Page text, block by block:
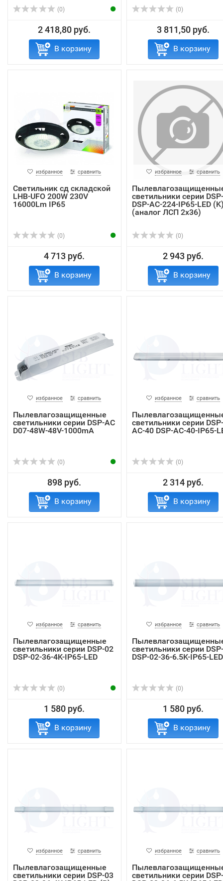
(0)
2 418,80 руб.
В корзину
(0)
3 811,50 руб.
В корзину
избранное сравнить
Светильник сд складской
LHB-UFO 200W 230V
16000Lm IP65
(0)
4 713 руб.
В корзину
избранное сравнить
светильники серии
DSP-AC-224-IP65-LED
(аналог ЛСП 2х36)
(0)
2 943 руб.
В корзину
избранное сравнить
Пылевлагозащищенные
светильники серии DSP-AC
D07-48W-48V-1000mA
(0)
898 руб.
В корзину
избранное сравнить
светильники серии DSP-
AC-40 DSP-AC-40-IP65-
(0)
2 314 руб.
В корзину
избранное сравнить
Пылевлагозащищенные
светильники серии DSP-02
DSP-02-36-4K-IP65-LED
(0)
1 580 руб.
В корзину
избранное сравнить
светильники серии
DSP-02-36-6.5K-IP65-LED
(0)
1 580 руб.
В корзину
избранное сравнить
Пылевлагозащищенные
светильники серии DSP-03
избранное сравнить
светильники серии